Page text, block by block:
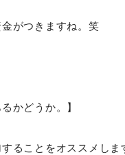
がつきますね。笑
かどうか。】
ることをオススメしま